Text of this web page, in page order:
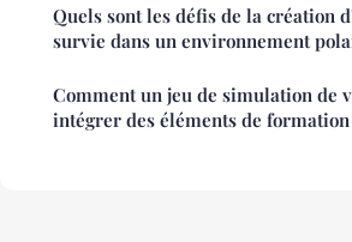
Quels sont les défis de la création
survie dans un environnement
Comment un jeu de simulation de
intégrer des éléments de